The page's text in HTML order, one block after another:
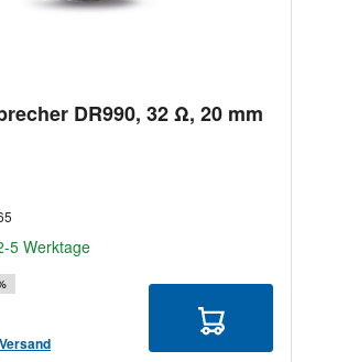
DR990, 32 Ω, 20 mm
5 Werktage